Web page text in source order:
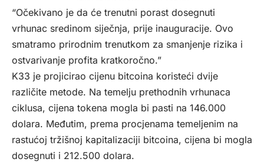
“Očekivano je da će trenutni porast dosegnuti
vrhunac sredinom siječnja, prije inauguracije. Ovo
smatramo prirodnim trenutkom za smanjenje rizika i
ostvarivanje profita kratkoročno.”
K33 je projicirao cijenu bitcoina koristeći dvije
različite metode. Na temelju prethodnih vrhunaca
ciklusa, cijena tokena mogla bi pasti na 146.000
dolara. Međutim, prema procjenama temeljenim na
rastućoj tržišnoj kapitalizaciji bitcoina, cijena bi mogla
dosegnuti i 212.500 dolara.